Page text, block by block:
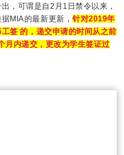
，可谓是自2月1日禁令以来，
据MIA的最新更新，针对2019年
签 的，递交申请的时间从之前
内递交，更改为学生签证过